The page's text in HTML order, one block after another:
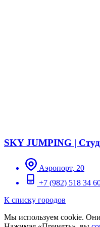
SKY JUMPING |
Аэропорт, 20
+7 (982) 518 34
К списку городов
Мы используем cookie.